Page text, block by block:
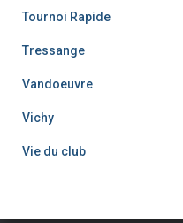
Tournoi Rapide
Tressange
Vandoeuvre
Vichy
Vie du club